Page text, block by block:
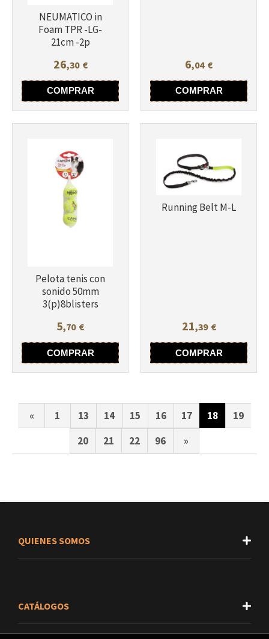
NEUMATICO in
Foam TPR -LG-
21cm -2p
26,30 €
COMPRAR
6,04 €
COMPRAR
Pelota tenis con
sonido 50mm
3(p)8blisters
5,70 €
COMPRAR
Running Belt M-L
21,39 €
COMPRAR
« 1 13 14 15 16 17 18
19
20
21 22 96 »
QUIENES SOMOS
CATÁLOGOS